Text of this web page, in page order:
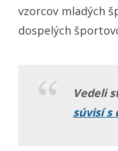
vzorcov mladých
dospelých
Vedeli
súvisí s